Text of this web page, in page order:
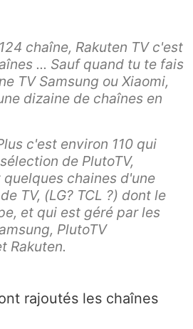
chaîne, Rakuten TV c'est
... Sauf quand tu te fais
TV Samsung ou Xiaomi,
dizaine de chaînes en
c'est environ 110 qui
de PlutoTV,
quelques chaines d'une
TV, (LG? TCL ?) dont le
et qui est géré par les
PlutoTV
Rakuten.
rajoutés les chaînes